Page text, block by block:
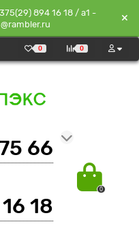
894 16 18 / a1 -
0 0
66
18
0